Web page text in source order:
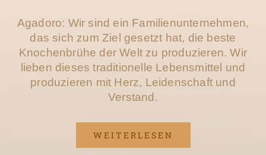
Agadoro: Wir sind ein Familienunternehmen,
das sich zum Ziel gesetzt hat, die beste
Knochenbrühe der Welt zu produzieren. Wir
lieben dieses traditionelle Lebensmittel und
produzieren mit Herz, Leidenschaft und
Verstand.
WEITERLESEN